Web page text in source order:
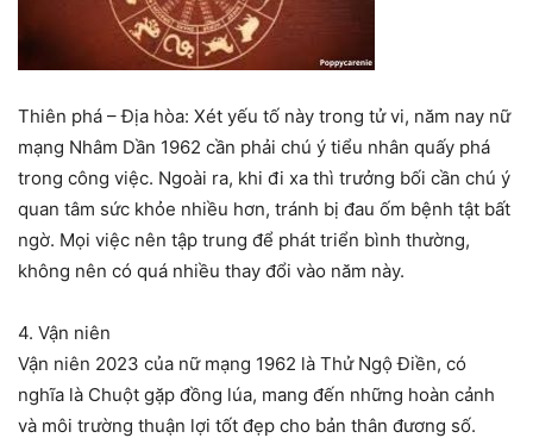
Thiên phá – Địa hòa: Xét yếu tố này trong tử vi, năm nay nữ
mạng Nhâm Dần 1962 cần phải chú ý tiểu nhân quấy phá
trong công việc. Ngoài ra, khi đi xa thì trưởng bối cần chú ý
quan tâm sức khỏe nhiều hơn, tránh bị đau ốm bệnh tật bất
ngờ. Mọi việc nên tập trung để phát triển bình thường,
không nên có quá nhiều thay đổi vào năm này.
4. Vận niên
Vận niên 2023 của nữ mạng 1962 là Thử Ngộ Điền, có
nghĩa là Chuột gặp đồng lúa, mang đến những hoàn cảnh
và môi trường thuận lợi tốt đẹp cho bản thân đương số.